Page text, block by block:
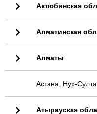
Актюбинская
Алматинская
Алматы
Астана, Нур-
Атырауская